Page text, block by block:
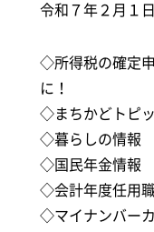
令和７年２月１
◇所得税の確定
に！
◇まちかどトピ
◇暮らしの情報
◇国民年金情報
◇会計年度任用
◇マイナンバー